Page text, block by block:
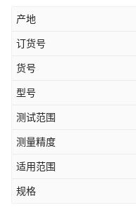
产地
订货号
货号
型号
测试范围
测量精度
适用范围
规格